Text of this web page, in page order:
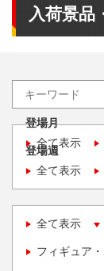
入荷景品
登場月
全て表示
登場週
全て表示
全て表示
フィギュア